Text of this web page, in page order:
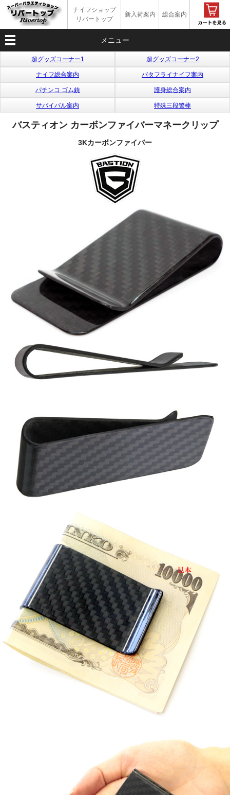
ナイフショップ
リバートップ
新入荷案内 総合案内
メニュー
超グッズコーナー1 超グッズコーナー2
ナイフ総合案内 バタフライナイフ案内
パチンコ ゴム銃 護身総合案内
サバイバル案内 特殊三段警棒
バスティオン カーボンファイバーマネークリップ
3Kカーボンファイバー